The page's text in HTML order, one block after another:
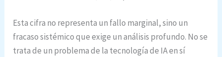
Esta cifra no representa un fallo marginal, sino un
fracaso sistémico que exige un análisis profundo. No se
trata de un problema de la tecnología de IA en sí